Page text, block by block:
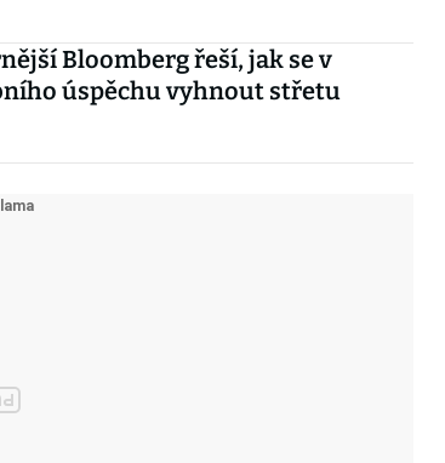
Bloomberg řeší, jak se v
úspěchu vyhnout střetu